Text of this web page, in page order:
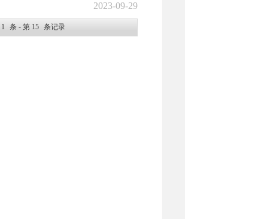
2023-09-29
1 条 - 第 15 条记录